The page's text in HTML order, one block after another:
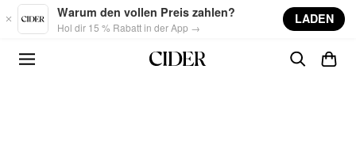
Skip to main content
Warum den vollen Preis zahlen?
Hol dir 15 % Rabatt in der App →
LADEN